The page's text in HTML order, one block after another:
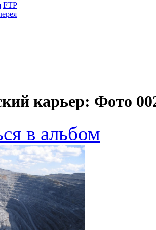
FTP
карьер: Фото
в альбом